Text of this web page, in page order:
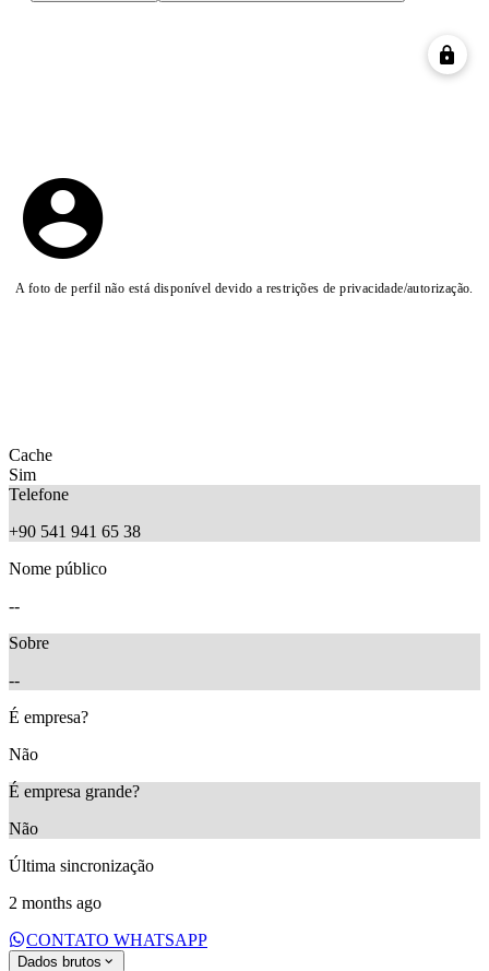
A foto de perfil não está disponível devido a restrições de privacidade/autorização.
Cache
Sim
Telefone
+90 541 941 65 38
Nome público
--
Sobre
--
É empresa?
Não
É empresa grande?
Não
Última sincronização
2 months ago
CONTATO WHATSAPP
Dados brutos